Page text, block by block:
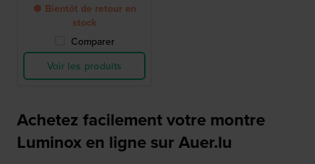
● Bientôt de retour en
stock
Comparer
Voir les produits
Achetez facilement votre montre
Luminox en ligne sur Auer.lu